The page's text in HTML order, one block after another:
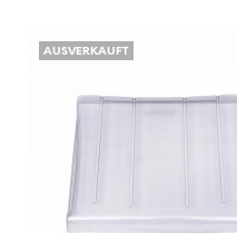
AUSVERKAUFT